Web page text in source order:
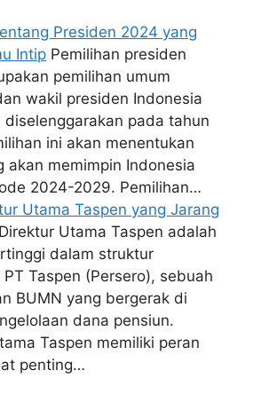
Presiden 2024 yang
Intip Pemilihan presiden
pemilihan umum
wakil presiden Indonesia
diselenggarakan pada tahun
ini akan menentukan
akan memimpin Indonesia
2024-2029. Pemilihan…
Utama Taspen yang Jarang
Direktur Utama Taspen adalah
dalam struktur
Taspen (Persero), sebuah
BUMN yang bergerak di
dana pensiun.
Taspen memiliki peran
penting…